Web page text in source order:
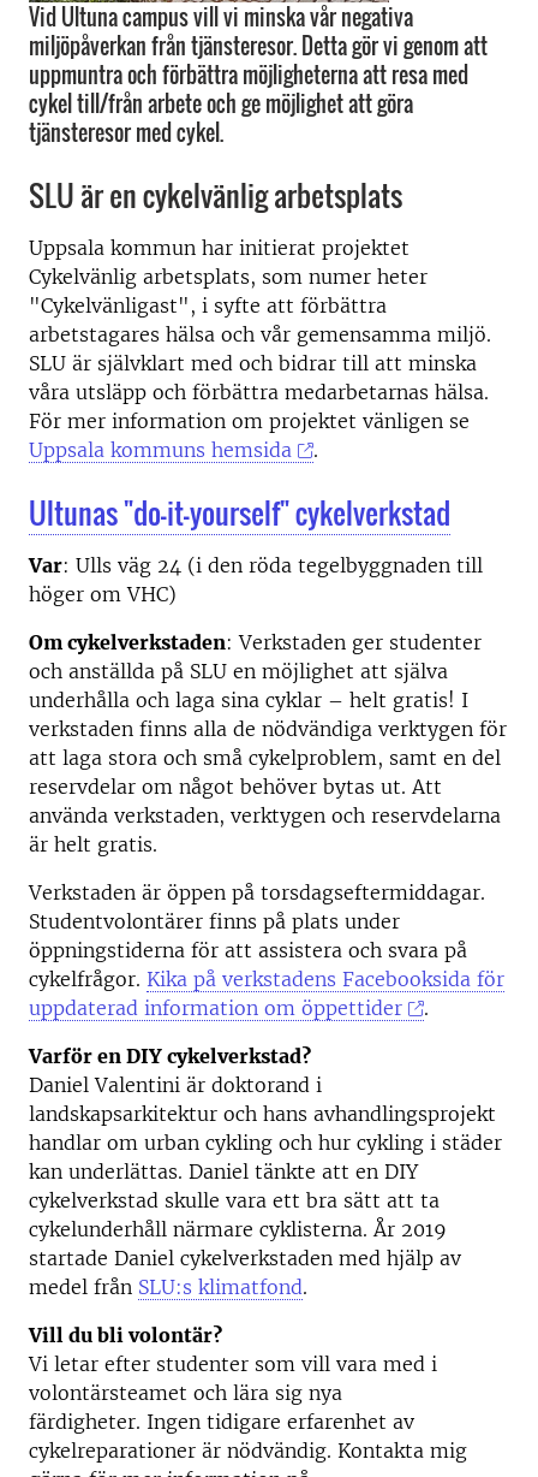
Vid Ultuna campus vill vi minska vår negativa
miljöpåverkan från tjänsteresor. Detta gör vi genom att
uppmuntra och förbättra möjligheterna att resa med
cykel till/från arbete och ge möjlighet att göra
tjänsteresor med cykel.
SLU är en cykelvänlig arbetsplats
Uppsala kommun har initierat projektet
Cykelvänlig arbetsplats, som numer heter
"Cykelvänligast", i syfte att förbättra
arbetstagares hälsa och vår gemensamma miljö.
SLU är självklart med och bidrar till att minska
våra utsläpp och förbättra medarbetarnas hälsa.
För mer information om projektet vänligen se
Uppsala kommuns hemsida
.
Ultunas "do-it-yourself" cykelverkstad
Var: Ulls väg 24 (i den röda tegelbyggnaden till
höger om VHC)
Om cykelverkstaden: Verkstaden ger studenter
och anställda på SLU en möjlighet att själva
underhålla och laga sina cyklar – helt gratis! I
verkstaden finns alla de nödvändiga verktygen för
att laga stora och små cykelproblem, samt en del
reservdelar om något behöver bytas ut. Att
använda verkstaden, verktygen och reservdelarna
är helt gratis.
Verkstaden är öppen på torsdagseftermiddagar.
Studentvolontärer finns på plats under
öppningstiderna för att assistera och svara på
cykelfrågor. Kika på verkstadens Facebooksida för
uppdaterad information om öppettider
.
Varför en DIY cykelverkstad?
Daniel Valentini är doktorand i
landskapsarkitektur och hans avhandlingsprojekt
handlar om urban cykling och hur cykling i städer
kan underlättas. Daniel tänkte att en DIY
cykelverkstad skulle vara ett bra sätt att ta
cykelunderhåll närmare cyklisterna. År 2019
startade Daniel cykelverkstaden med hjälp av
medel från SLU:s klimatfond.
Vill du bli volontär?
Vi letar efter studenter som vill vara med i
volontärsteamet och lära sig nya
färdigheter. Ingen tidigare erfarenhet av
cykelreparationer är nödvändig. Kontakta mig